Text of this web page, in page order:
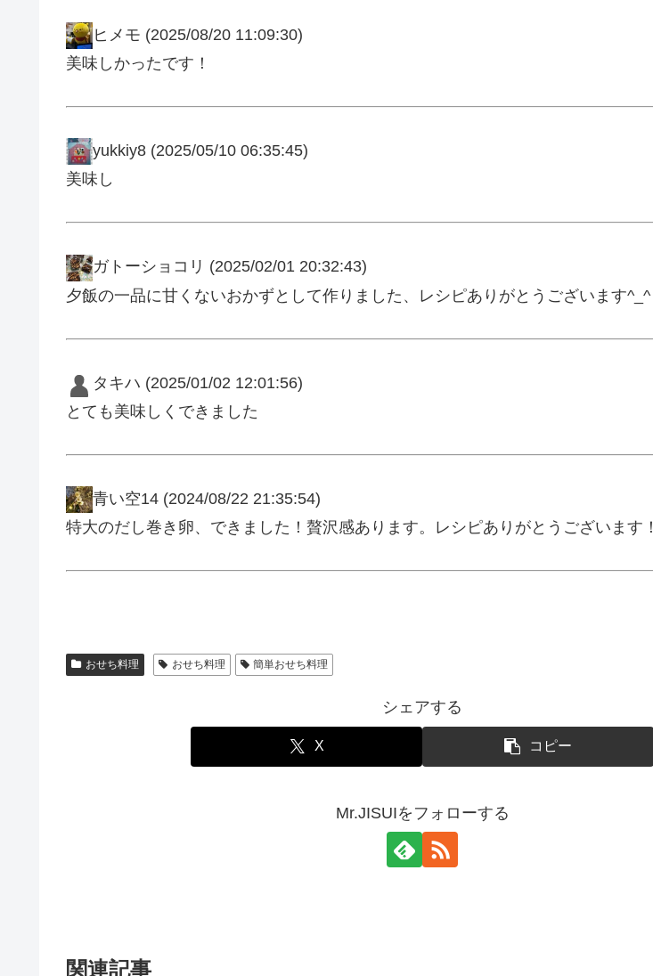
ヒメモ (2025/08/20 11:09:30)
美味しかったです！
yukkiy8 (2025/05/10 06:35:45)
美味し
ガトーショコリ (2025/02/01 20:32:43)
夕飯の一品に甘くないおかずとして作りました、レシピありがとうございます^_^
タキハ (2025/01/02 12:01:56)
とても美味しくできました
青い空14 (2024/08/22 21:35:54)
特大のだし巻き卵、できました！贅沢感あります。レシピありがとうございます！
おせち料理 おせち料理 簡単おせち料理
シェアする
X コピー
Mr.JISUIをフォローする
関連記事